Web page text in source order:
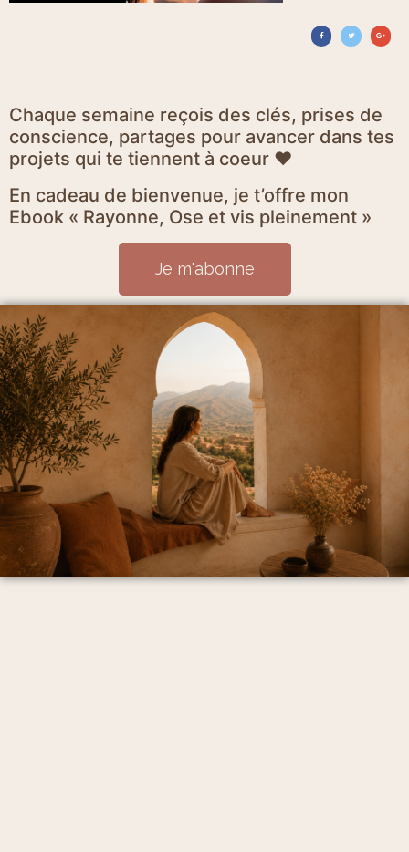
Chaque semaine reçois des clés, prises de
conscience, partages pour avancer dans tes
projets qui te tiennent à coeur ♥
En cadeau de bienvenue, je t’offre mon
Ebook « Rayonne, Ose et vis pleinement »
Je m'abonne
Mentions Légales et politique de confidentialité